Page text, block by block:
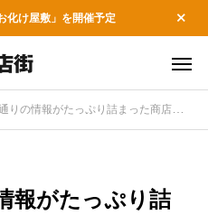
化け屋敷」を開催予定
の情報がたっぷり詰まった商店街マップ
報がたっぷり詰